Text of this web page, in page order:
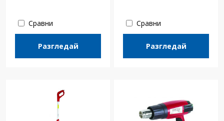
Сравни
Разгледай
Сравни
Разгледай